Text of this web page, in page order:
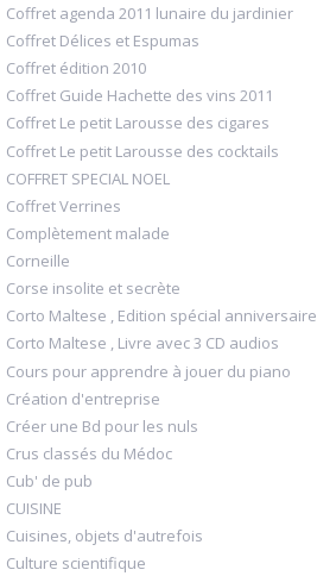
Coffret agenda 2011 lunaire du jardinier
Coffret Délices et Espumas
Coffret édition 2010
Coffret Guide Hachette des vins 2011
Coffret Le petit Larousse des cigares
Coffret Le petit Larousse des cocktails
COFFRET SPECIAL NOEL
Coffret Verrines
Complètement malade
Corneille
Corse insolite et secrète
Corto Maltese , Edition spécial anniversaire
Corto Maltese , Livre avec 3 CD audios
Cours pour apprendre à jouer du piano
Création d'entreprise
Créer une Bd pour les nuls
Crus classés du Médoc
Cub' de pub
CUISINE
Cuisines, objets d'autrefois
Culture scientifique